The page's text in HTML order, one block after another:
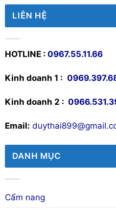
LIÊN HỆ
HOTLINE : 0967.55.11.66
Kinh doanh 1 :
Kinh doanh 2 :
Email:
DANH MỤC
Cẩm nang